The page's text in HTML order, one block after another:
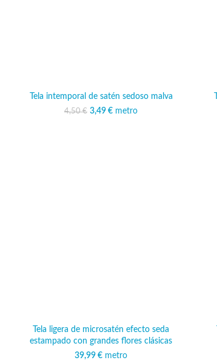
Tela intemporal de satén sedoso malva
4,50€
El precio original era:
3,49 € El precio actual es:
metro
Tela ligera de microsatén efecto seda
estampado con grandes flores clásicas
39,99 € metro